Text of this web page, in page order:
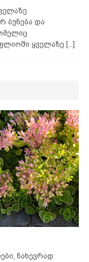
ბუნება და
ყველაზე [...]
ნახევრად